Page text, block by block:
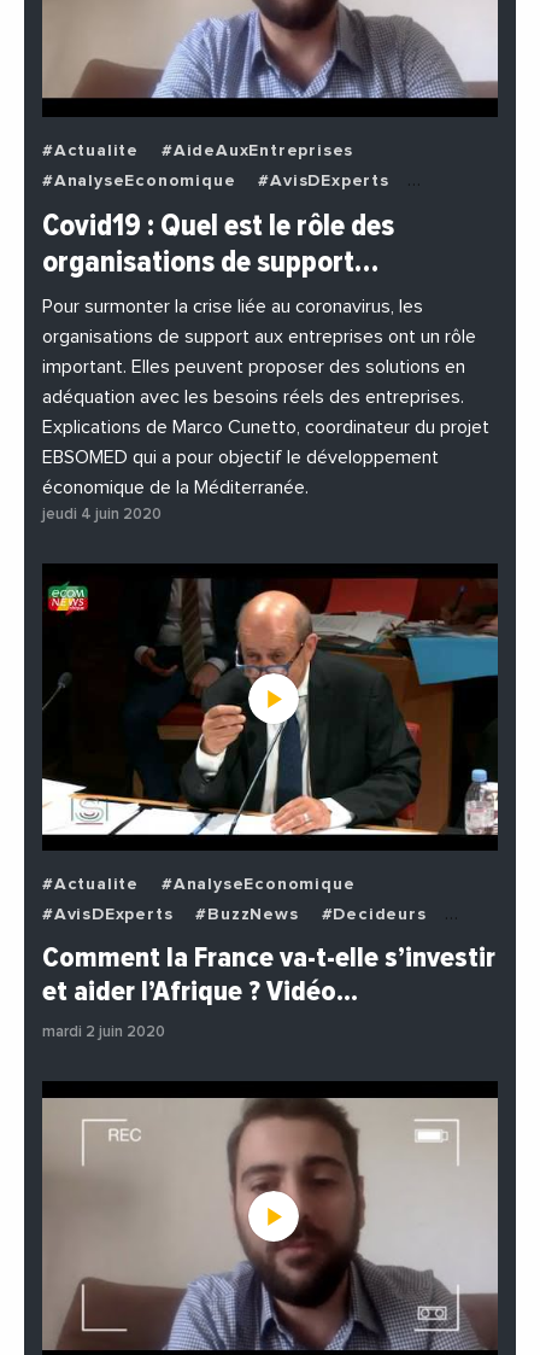
#Actualite
#AideAuxEntreprises
#AnalyseEconomique
#AvisDExperts
#BuzzNews
#Decideurs
#EchangesMediterraneens
#Economie
#EnDirectDe
#Entreprises
#Institutions
#PhotosEtVideos
Covid19 : Quel est le rôle des
organisations de support…
Pour surmonter la crise liée au coronavirus, les
organisations de support aux entreprises ont un rôle
important. Elles peuvent proposer des solutions en
adéquation avec les besoins réels des entreprises.
Explications de Marco Cunetto, coordinateur du projet
EBSOMED qui a pour objectif le développement
économique de la Méditerranée.
jeudi 4 juin 2020
#Actualite
#AnalyseEconomique
#AvisDExperts
#BuzzNews
#Decideurs
#EchangesMediterraneens
#Economie
#Politique
Comment la France va-t-elle s’investir
et aider l’Afrique ? Vidéo…
mardi 2 juin 2020